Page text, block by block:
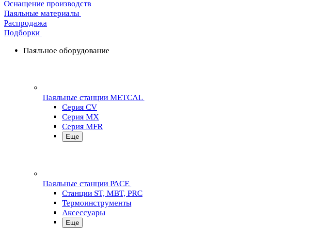
Оснащение производств
Паяльные материалы
Распродажа
Подборки
Паяльное оборудование
Паяльные станции METCAL
Серия CV
Серия MX
Серия MFR
Еще
Паяльные станции PACE
Станции ST, MBT, PRC
Термоинструменты
Аксессуары
Еще